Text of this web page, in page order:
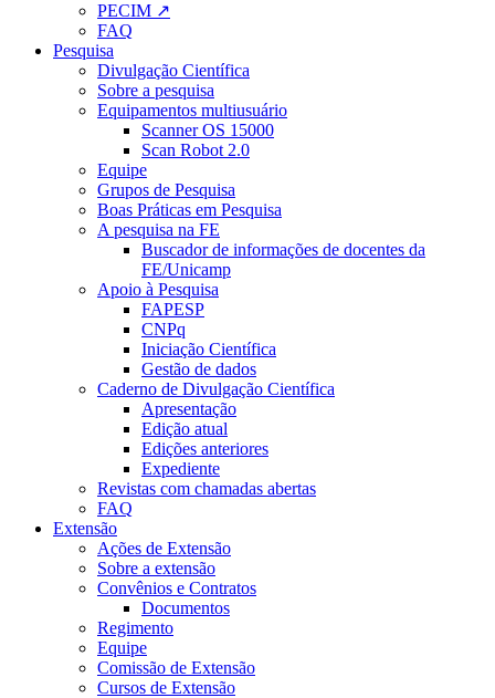
PECIM ↗
FAQ
Pesquisa
Divulgação Científica
Sobre a pesquisa
Equipamentos multiusuário
Scanner OS 15000
Scan Robot 2.0
Equipe
Grupos de Pesquisa
Boas Práticas em Pesquisa
A pesquisa na FE
Buscador de informações de docentes da
FE/Unicamp
Apoio à Pesquisa
FAPESP
CNPq
Iniciação Científica
Gestão de dados
Caderno de Divulgação Científica
Apresentação
Edição atual
Edições anteriores
Expediente
Revistas com chamadas abertas
FAQ
Extensão
Ações de Extensão
Sobre a extensão
Convênios e Contratos
Documentos
Regimento
Equipe
Comissão de Extensão
Cursos de Extensão